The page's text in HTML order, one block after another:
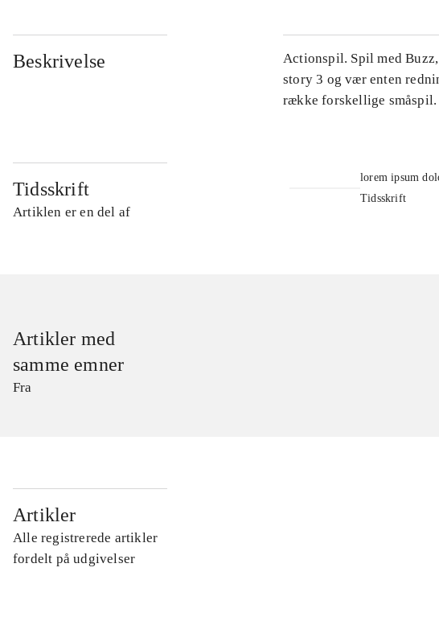
Beskrivelse
Actionspil. Spil med
story 3 og vær enten
række forskellige småspil.
Tidsskrift
Artiklen er en del af
lorem ipsum
Tidsskrift
Artikler med
samme emner
Fra
Artikler
Alle registrerede artikler
fordelt på udgivelser